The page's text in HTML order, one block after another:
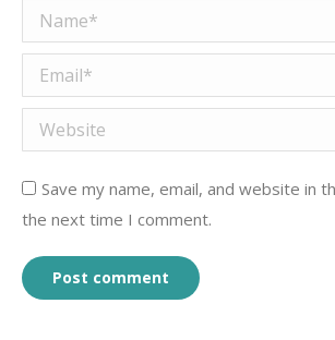
Name *
Email *
Website
Save my name, email, and website in
the next time I comment.
Post comment